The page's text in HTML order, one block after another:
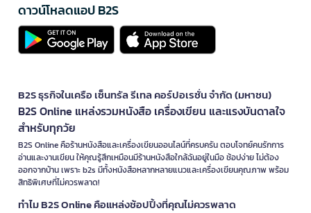
ดาวน์โหลดแอป B2S
B2S ธุรกิจในเครือ เซ็นทรัล รีเทล คอร์ปอเรชั่น จำกัด (มหาชน)
B2S Online แหล่งรวมหนังสือ เครื่องเขียน และแรงบันดาลใจ
สำหรับทุกวัย
B2S Online คือร้านหนังสือและเครื่องเขียนออนไลน์ที่ครบครัน ตอบโจทย์คนรักการ
อ่านและงานเขียน ให้คุณรู้สึกเหมือนมีร้านหนังสือใกล้ฉันอยู่ในมือ ช้อปง่าย ไม่ต้อง
ออกจากบ้าน เพราะ b2s มีทั้งหนังสือหลากหลายแนวและเครื่องเขียนคุณภาพ พร้อม
สิทธิพิเศษที่ไม่ควรพลาด!
ทำไม B2S Online คือแหล่งช้อปปิ้งที่คุณไม่ควรพลาด